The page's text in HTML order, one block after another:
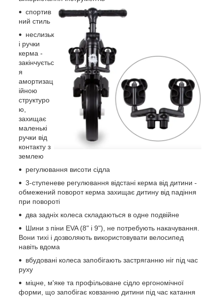
спортив
ний стиль
неслизьк
і ручки
керма -
закінчуєтьс
я
амортизац
ійною
структуро
ю,
захищає
маленькі
ручки від
контакту з
землею
регулювання висоти сідла
3-ступеневе регулювання відстані керма від дитини -
обмежений поворот керма захищає дитину від падіння
при повороті
два задніх колеса складаються в одне подвійне
Шини з піни EVA (8" і 9"), не потребують накачування.
Вони тихі і дозволяють використовувати велосипед
навіть вдома
вбудовані колеса запобігають застряганню ніг під час
руху
міцне, м'яке та профільоване сідло ергономічної
форми, що запобігає ковзанню дитини під час катання